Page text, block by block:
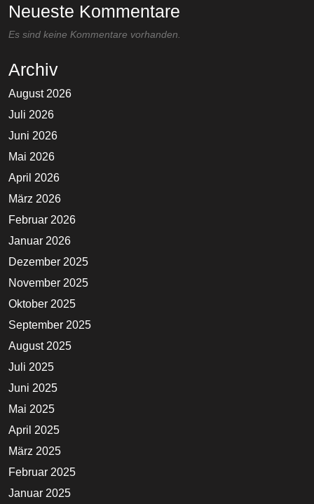
Neueste Kommentare
Es sind keine Kommentare vorhanden.
Archiv
August 2026
Juli 2026
Juni 2026
Mai 2026
April 2026
März 2026
Februar 2026
Januar 2026
Dezember 2025
November 2025
Oktober 2025
September 2025
August 2025
Juli 2025
Juni 2025
Mai 2025
April 2025
März 2025
Februar 2025
Januar 2025